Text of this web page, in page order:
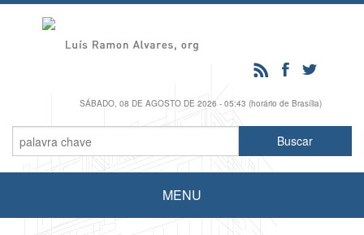
SÁBADO, 08 DE AGOSTO DE 2026 - 05:43 (horário de Brasília)
MENU